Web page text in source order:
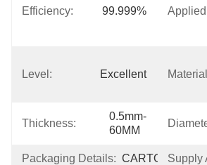
Efficiency: 99.999% Applied
Level: Excellent
Thickness:
0.5mm-
60MM
Packaging Details: CARTONSupply